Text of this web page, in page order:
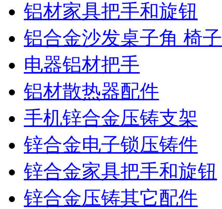
铝材家具把手和旋钮
铝合金沙发桌子角 椅
电器铝材把手
铝材散热器配件
手机锌合金压铸支架
锌合金电子锁压铸件
锌合金家具把手和旋钮
锌合金压铸其它配件